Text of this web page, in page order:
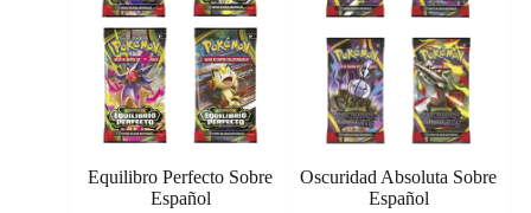
Equilibro Perfecto Sobre
Español
Oscuridad Absoluta Sobre
Español